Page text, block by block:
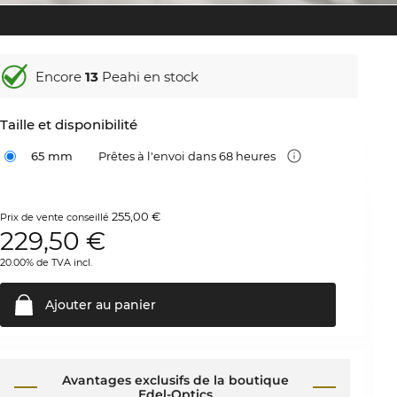
Encore13 Peahi en stock
Taille et disponibilité
65 mm Prêtes à l'envoi dans 68 heures
Prix de vente conseillé255,00 €
229,50 €
20.00% de TVA incl.
Ajouter au panier
Avantages exclusifs de la boutique